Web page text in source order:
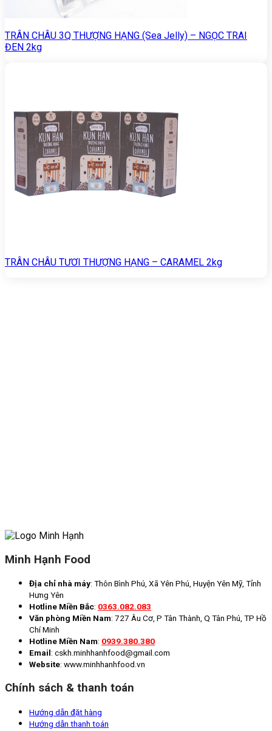
TRÂN CHÂU 3Q THƯỢNG HẠNG (Sea Jelly) – NGỌC TRAI
ĐEN 2kg
TRÂN CHÂU TƯƠI THƯỢNG HẠNG – CARAMEL 2kg
Minh Hạnh Food
Địa chỉ nhà máy: Thôn Bình Phú, Xã Yên Phú, Huyện Yên Mỹ, Tỉnh
Hưng Yên
Hotline Miền Bắc: 0363.082.083
Văn phòng Miền Nam: 727 Âu Cơ, P Tân Thành, Q Tân Phú, TP Hồ
Chí Minh
Hotline Miền Nam: 0939.380.380
Email: cskh.minhhanhfood@gmail.com
Website: www.minhhanhfood.vn
Chính sách & thanh toán
Hướng dẫn đặt hàng
Hướng dẫn thanh toán